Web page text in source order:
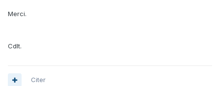
Merci.
Cdlt.
Citer